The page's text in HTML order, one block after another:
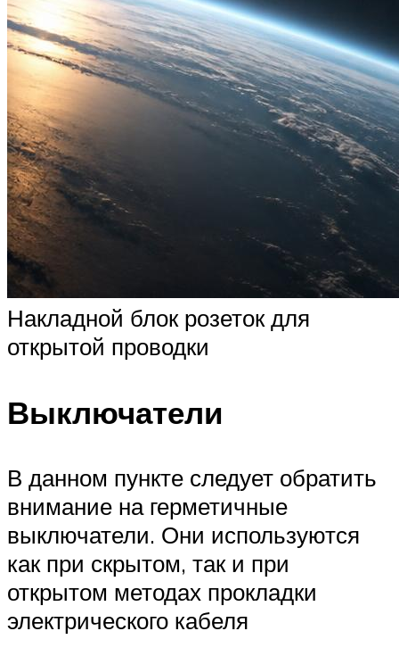
Накладной блок розеток для
открытой проводки
Выключатели
В данном пункте следует обратить
внимание на герметичные
выключатели. Они используются
как при скрытом, так и при
открытом методах прокладки
электрического кабеля